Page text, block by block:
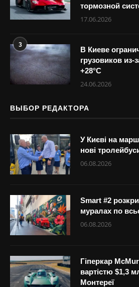
тормозной
17.06.2026
3
В Киеве
грузовиков
+28°С
24.06.2026
ВЫБОР РЕДАКТОРА
У Києві на
нові
06.08.2026
Smart #2
муралах по
06.08.2026
Гіперкар
вартістю $1,3
Монтереї